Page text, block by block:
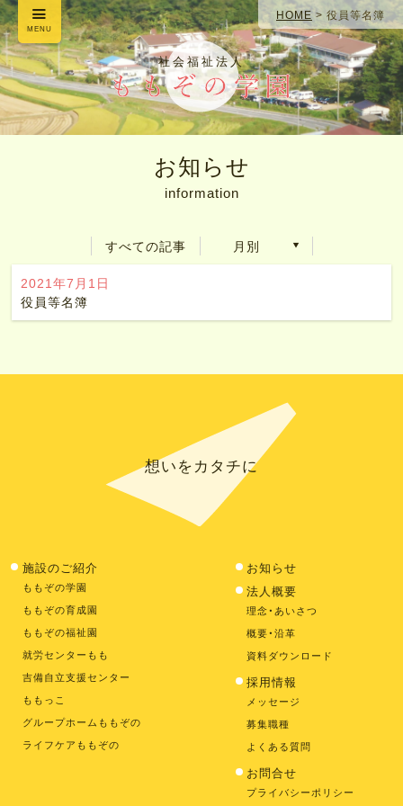
社会福祉法人
MENU
HOME > 役員等名簿
お知らせ
information
すべての記事 月別
2021年7月1日
役員等名簿
想いをカタチに
施設のご紹介
ももぞの学園
ももぞの育成園
ももぞの福祉園
就労センターもも
吉備自立支援センター
ももっこ
グループホームももぞの
ライフケアももぞの
お知らせ
法人概要
理念・あいさつ
概要・沿革
資料ダウンロード
採用情報
メッセージ
募集職種
よくある質問
お問合せ
プライバシーポリシー